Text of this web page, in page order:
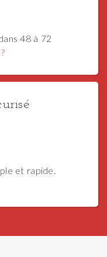
48 à 72
et rapide.